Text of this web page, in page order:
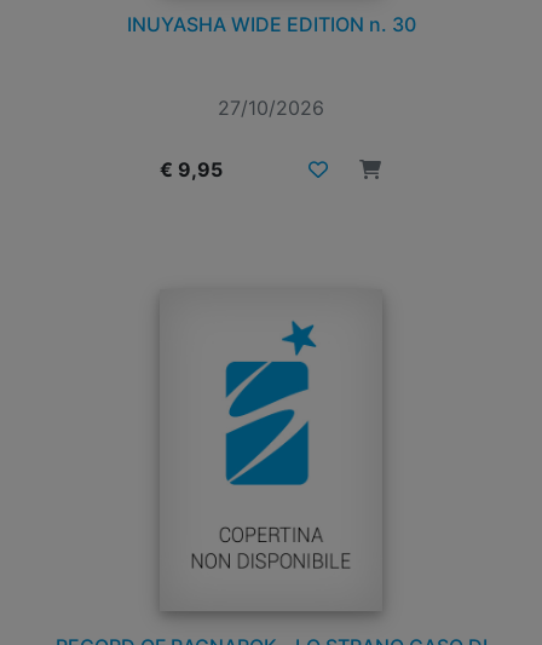
INUYASHA WIDE EDITION n. 30
27/10/2026
€ 9,95